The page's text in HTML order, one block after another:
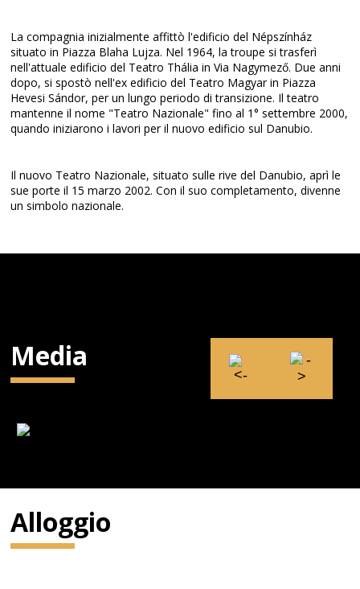
La compagnia inizialmente affittò l'edificio del Népszínház
situato in Piazza Blaha Lujza. Nel 1964, la troupe si trasferì
nell'attuale edificio del Teatro Thália in Via Nagymező. Due anni
dopo, si spostò nell'ex edificio del Teatro Magyar in Piazza
Hevesi Sándor, per un lungo periodo di transizione. Il teatro
mantenne il nome "Teatro Nazionale" fino al 1° settembre 2000,
quando iniziarono i lavori per il nuovo edificio sul Danubio.
Il nuovo Teatro Nazionale, situato sulle rive del Danubio, aprì le
sue porte il 15 marzo 2002. Con il suo completamento, divenne
un simbolo nazionale.
Media
Alloggio